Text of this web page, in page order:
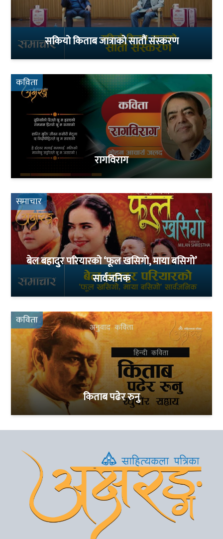
सकियो किताब जात्राको सातौं संस्करण
कविता
रागविराग
समाचार
बेल बहादुर परियारको ‘फूल खसिगो, माया बसिगो’
सार्वजनिक
कविता
किताब पढेर रुनु